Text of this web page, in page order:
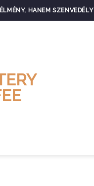
HANEM SZENVEDÉLY